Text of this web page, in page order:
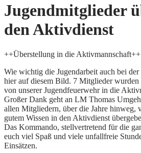
Jugendmitglieder
den Aktivdienst
++Überstellung in die Aktivmannschaft++
Wie wichtig die Jugendarbeit auch bei
hier auf diesem Bild. 7 Mitglieder wurden
von unserer Jugendfeuerwehr in die
Großer Dank geht an LM Thomas
allen Mitgliedern, über die Jahre hinweg,
gutem Wissen in den Aktivdienst
Das Kommando, stellvertretend für die
euch viel Spaß und viele unfallfreie
Einsätzen.